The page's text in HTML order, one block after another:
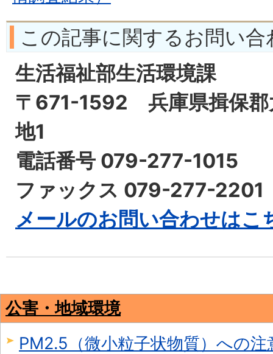
この記事に関するお問い合
生活福祉部生活環境課
〒671-1592 兵庫県揖保郡
地1
電話番号 079-277-1015
ファックス 079-277-2201
メールのお問い合わせはこ
公害・地域環境
PM2.5（微小粒子状物質）への注